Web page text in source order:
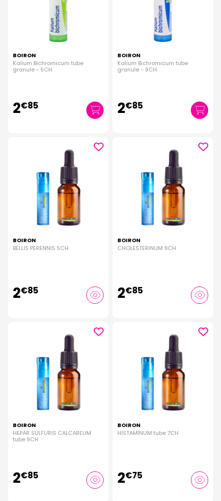
BOIRON
Kalium Bichromicum tube
granule - 5CH
2€85
BOIRON
Kalium Bichromicum tube
granule - 9CH
2€85
BOIRON
BELLIS PERENNIS 5CH
2€85
BOIRON
CHOLESTERINUM 9CH
2€85
BOIRON
HEPAR SULFURIS CALCAREUM
tube 9CH
2€85
BOIRON
HISTAMINUM tube 7CH
2€75